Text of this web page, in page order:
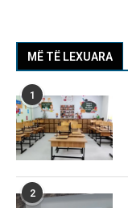
MË TË LEXUARA
1
2